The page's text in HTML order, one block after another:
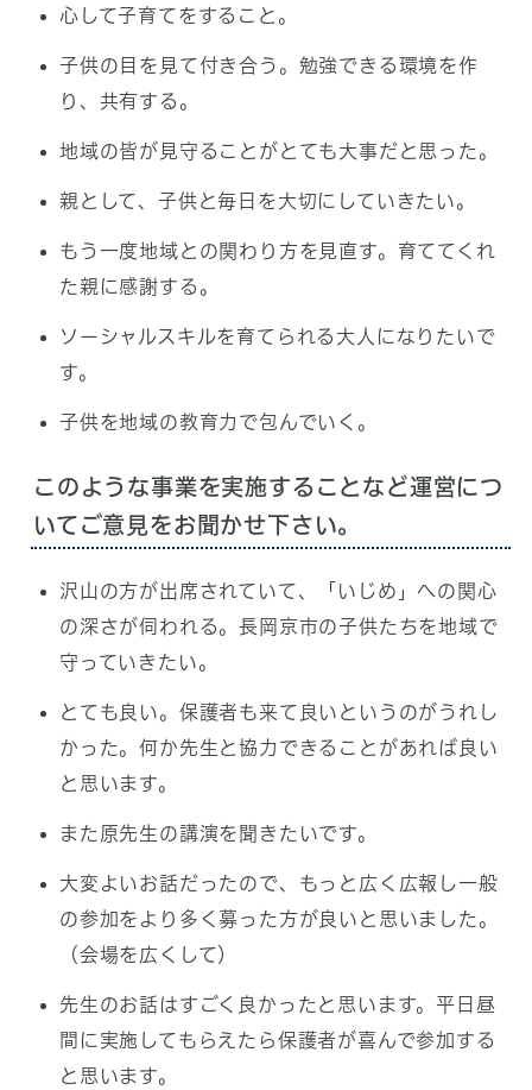
心して子育てをすること。
子供の目を見て付き合う。勉強できる環境を作
り、共有する。
地域の皆が見守ることがとても大事だと思った。
親として、子供と毎日を大切にしていきたい。
もう一度地域との関わり方を見直す。育ててくれ
た親に感謝する。
ソーシャルスキルを育てられる大人になりたいで
す。
子供を地域の教育力で包んでいく。
このような事業を実施することなど運営につ
いてご意見をお聞かせ下さい。
沢山の方が出席されていて、「いじめ」への関心
の深さが伺われる。長岡京市の子供たちを地域で
守っていきたい。
とても良い。保護者も来て良いというのがうれし
かった。何か先生と協力できることがあれば良い
と思います。
また原先生の講演を聞きたいです。
大変よいお話だったので、もっと広く広報し一般
の参加をより多く募った方が良いと思いました。
（会場を広くして）
先生のお話はすごく良かったと思います。平日昼
間に実施してもらえたら保護者が喜んで参加する
と思います。